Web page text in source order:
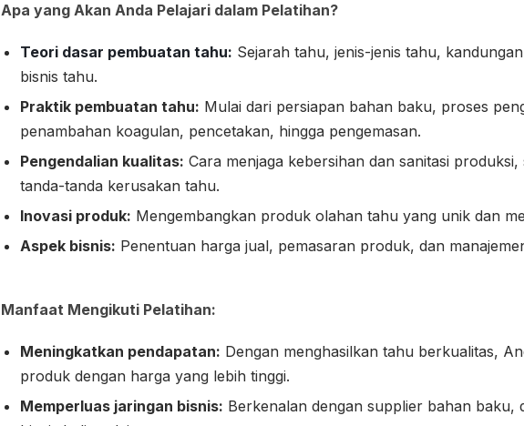
Apa yang Akan Anda Pelajari dalam Pelatihan?
Teori dasar pembuatan tahu: Sejarah tahu, jenis-jenis tahu,
bisnis tahu.
Praktik pembuatan tahu: Mulai dari persiapan bahan baku, proses
penambahan koagulan, pencetakan, hingga pengemasan.
Pengendalian kualitas: Cara menjaga kebersihan dan sanitasi produksi,
tanda-tanda kerusakan tahu.
Inovasi produk: Mengembangkan produk olahan tahu yang unik dan
Aspek bisnis: Penentuan harga jual, pemasaran produk, dan
Manfaat Mengikuti Pelatihan:
Meningkatkan pendapatan: Dengan menghasilkan tahu berkualitas,
produk dengan harga yang lebih tinggi.
Memperluas jaringan bisnis: Berkenalan dengan supplier bahan baku,